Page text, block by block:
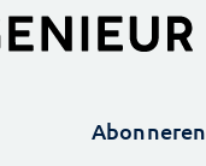
Abonneren